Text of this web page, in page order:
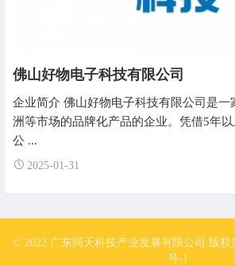
佛山好物电子科技有限公司
企业简介 佛山好物电子科技有限公司是一
洲等市场的品牌化产品的企业。凭借5年以
公 ...
2025-01-31
© 2022 广东同天科技产业发展有限公司 版权
号-1